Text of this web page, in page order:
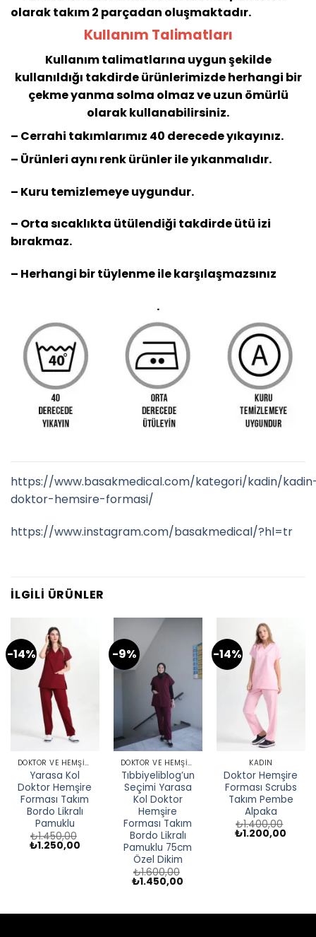
olarak takım 2 parçadan oluşmaktadır.
Kullanım Talimatları
Kullanım talimatlarına uygun şekilde
kullanıldığı takdirde ürünlerimizde herhangi bir
çekme yanma solma olmaz ve uzun ömürlü
olarak kullanabilirsiniz.
– Cerrahi takımlarımız 40 derecede yıkayınız.
– Ürünleri aynı renk ürünler ile yıkanmalıdır.
– Kuru temizlemeye uygundur.
– Orta sıcaklıkta ütülendiği takdirde ütü izi
bırakmaz.
– Herhangi bir tüylenme ile karşılaşmazsınız
.
https://www.basakmedical.com/kategori/kadin/
doktor-hemsire-formasi/
https://www.instagram.com/basakmedical/?hl=tr
İLGILI ÜRÜNLER
-14%
DOKTOR VE HEMŞIRE FORMASI
Yarasa Kol
Doktor Hemşire
Forması Takım
Bordo Likralı
Pamuklu
₺1.450,00
Orijinal
₺1.250,00Şu
-9%
DOKTOR VE HEMŞIRE FORMASI
Tıbbiyeliblog’un
Seçimi Yarasa
Kol Doktor
Hemşire
Forması Takım
Bordo Likralı
Pamuklu 75cm
Özel Dikim
₺1.600,00
Orijinal
₺1.450,00
-14%
KADIN
Doktor Hemşire
Forması Scrubs
Takım Pembe
Alpaka
₺1.400,00
Orijinal
₺1.200,00